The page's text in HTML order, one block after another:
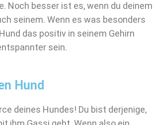
Noch besser ist es, wenn du deinem
seinem. Wenn es was besonders
das positiv in seinem Gehirn
sein.
Hund
deines Hundes! Du bist derjenige,